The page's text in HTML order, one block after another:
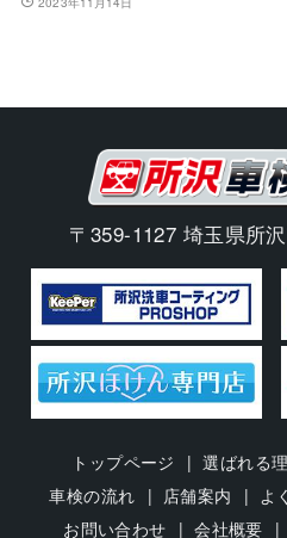
〒359-1127 埼玉県所
トップページ 選ばれる
車検の流れ
店舗案内 よ
お問い合わせ
会社概要